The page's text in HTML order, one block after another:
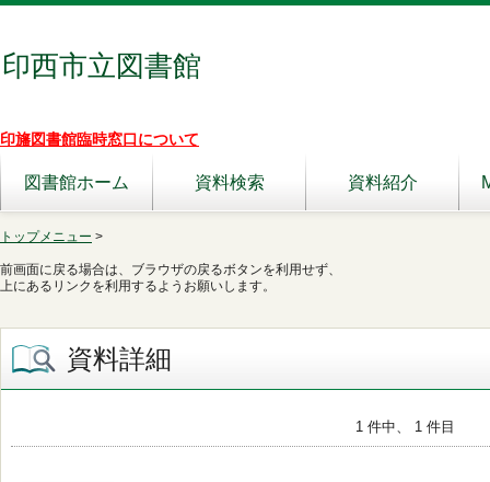
印西市立図書館
印旛図書館臨時窓口について
図書館ホーム 資料検索 資料紹介
トップメニュー >
前画面に戻る場合は、ブラウザの戻るボタンを利用せず、
上にあるリンクを利用するようお願いします。
資料詳細
1 件中、 1 件目